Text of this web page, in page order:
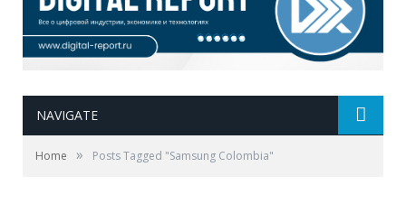
NAVIGATE
Home » Posts Tagged "Samsung Colombia"